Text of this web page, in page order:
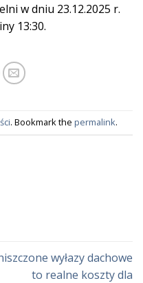
w dniu 23.12.2025 r.
13:30.
. Bookmark the permalink.
wyłazy dachowe
to realne koszty dla